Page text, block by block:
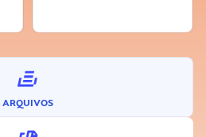
ARQUIVOS